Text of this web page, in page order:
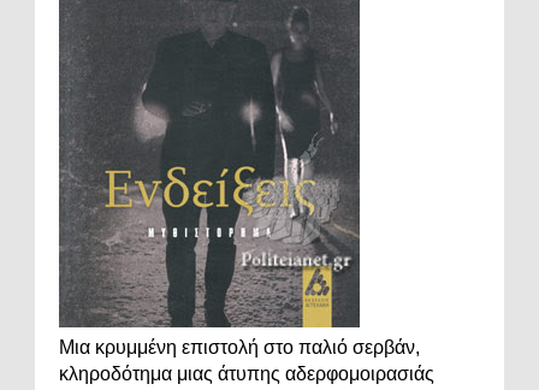
Μια κρυμμένη επιστολή στο παλιό σερβάν,
κληροδότημα μιας άτυπης αδερφομοιρασιάς